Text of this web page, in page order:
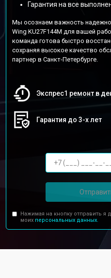
Гарантия на все
Мы осознаем важность
Wing KU27F144M для вашей
команда готова быстро
сохраняя высокое качество
партнер в Санкт-Петербурге.
Экспрес1 ремонт в
Гарантия до 3-х лет
Нажимая на кнопку отправить я
моих персональных данных.